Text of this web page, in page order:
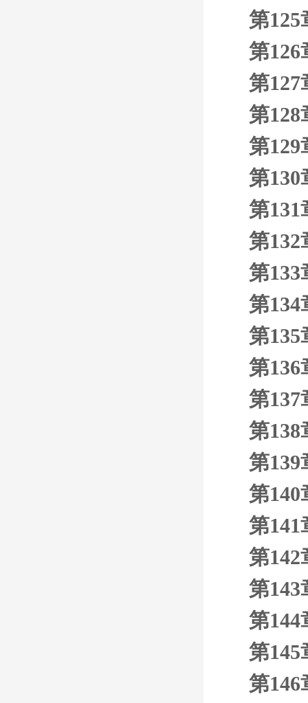
第
第
第
第
第
第
第
第
第
第
第
第
第
第
第
第
第
第
第
第
第
第